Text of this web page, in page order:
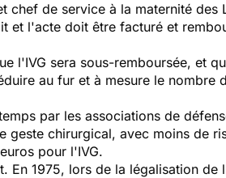
de service à la maternité des
l'acte doit être facturé et
l'IVG sera sous-remboursée, et
au fur et à mesure le nombre
par les associations de
geste chirurgical, avec moins de
pour l'IVG.
En 1975, lors de la légalisation